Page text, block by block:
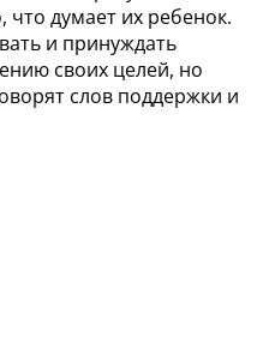
что думает их ребенок.
и принуждать
своих целей, но
слов поддержки и